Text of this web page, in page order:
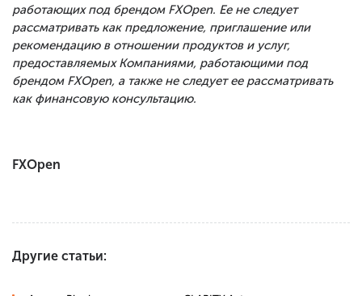
работающих под брендом FXOpen. Ее не следует
рассматривать как предложение, приглашение или
рекомендацию в отношении продуктов и услуг,
предоставляемых Компаниями, работающими под
брендом FXOpen, а также не следует ее рассматривать
как финансовую консультацию.
FXOpen
Другие статьи: